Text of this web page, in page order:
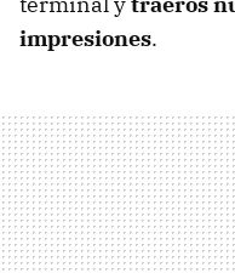
impresiones.